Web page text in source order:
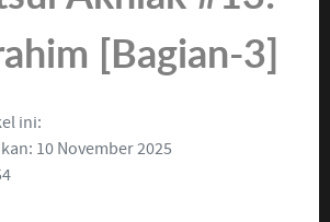
[Bagian-3]
ini:
10 November 2025